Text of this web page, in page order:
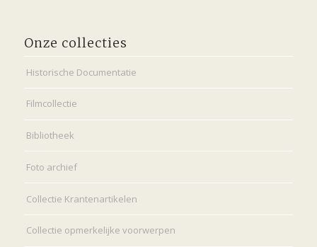
Onze collecties
Historische Documentatie
Filmcollectie
Bibliotheek
Foto archief
Collectie Krantenartikelen
Collectie opmerkelijke voorwerpen